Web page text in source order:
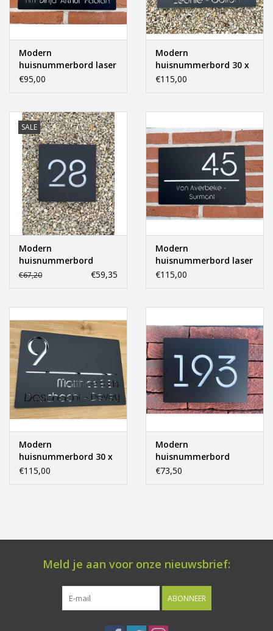
Portfolio
kleuren en lettertypes
Modern
huisnummerbord laser
gesneden 30x20cm.
€95,00
Modern
huisnummerbord 30 x
20 zwart & goud laser
€115,00
SALE
Modern
huisnummerbord
vierkant laser
€67,20 €59,35
Modern
huisnummerbord laser
gesneden 40x20cm.
€115,00
Modern
huisnummerbord 30 x
20 zwart & zilver laser
€115,00
Modern
huisnummerbord
vierkant laser
€73,50
Meld je aan voor onze nieuwsbrief:
ABONNEER